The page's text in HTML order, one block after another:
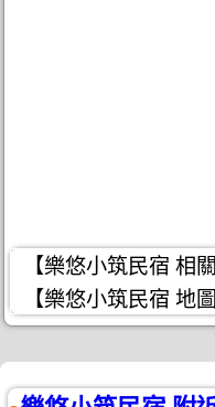
【樂悠小筑民宿 相
【樂悠小筑民宿 地